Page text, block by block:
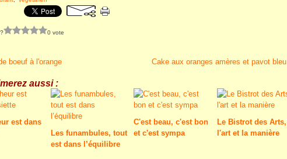
0 vote
boeuf à l'orange Cake aux oranges amères et pavot bleu
aussi :
est dans
Les funambules, tout
est dans l’équilibre
C'est beau, c'est bon
et c'est sympa
Le Bistrot des Arts,
l'art et la manière